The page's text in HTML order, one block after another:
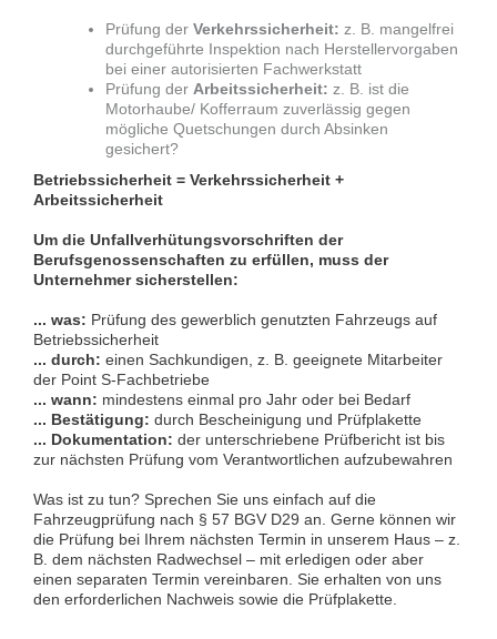
Prüfung der Verkehrssicherheit: z. B. mangelfrei
durchgeführte Inspektion nach Herstellervorgaben
bei einer autorisierten Fachwerkstatt
Prüfung der Arbeitssicherheit: z. B. ist die
Motorhaube/ Kofferraum zuverlässig gegen
mögliche Quetschungen durch Absinken
gesichert?
Betriebssicherheit = Verkehrssicherheit +
Arbeitssicherheit
Um die Unfallverhütungsvorschriften der
Berufsgenossenschaften zu erfüllen, muss der
Unternehmer sicherstellen:
... was: Prüfung des gewerblich genutzten Fahrzeugs auf
Betriebssicherheit
... durch: einen Sachkundigen, z. B. geeignete Mitarbeiter
der Point S-Fachbetriebe
... wann: mindestens einmal pro Jahr oder bei Bedarf
... Bestätigung: durch Bescheinigung und Prüfplakette
... Dokumentation: der unterschriebene Prüfbericht ist bis
zur nächsten Prüfung vom Verantwortlichen aufzubewahren
Was ist zu tun? Sprechen Sie uns einfach auf die
Fahrzeugprüfung nach § 57 BGV D29 an. Gerne können wir
die Prüfung bei Ihrem nächsten Termin in unserem Haus – z.
B. dem nächsten Radwechsel – mit erledigen oder aber
einen separaten Termin vereinbaren. Sie erhalten von uns
den erforderlichen Nachweis sowie die Prüfplakette.